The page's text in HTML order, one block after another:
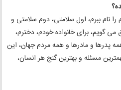
را نام ببرم، اول سلامتی، دوم سلامتی و
گویم، برای خانواده خودم، دخترم،
پدرها و مادرها و همه مردم جهان، این
مسئله و بهترین گنج هر انسان،